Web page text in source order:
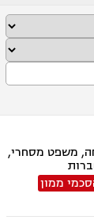
משפט מסחרי,
ממון